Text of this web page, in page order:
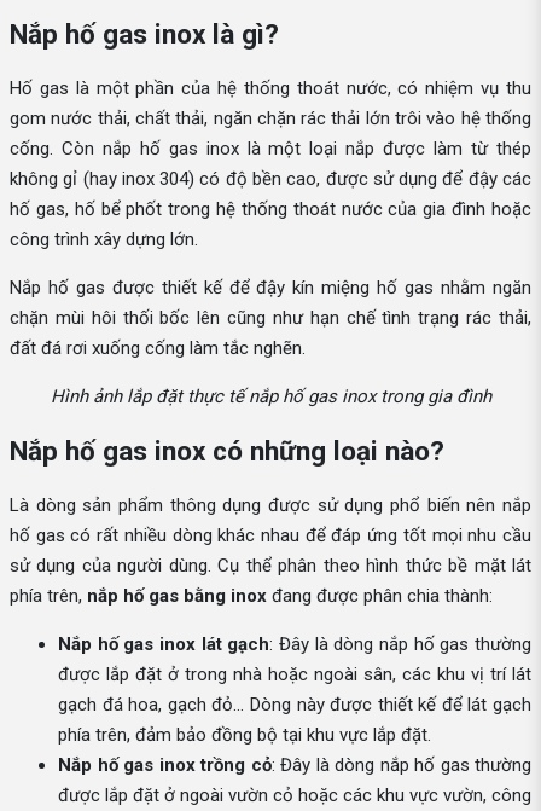
Nắp hố gas inox là gì?
Hố gas là một phần của hệ thống thoát nước, có nhiệm vụ thu
gom nước thải, chất thải, ngăn chặn rác thải lớn trôi vào hệ thống
cống. Còn nắp hố gas inox là một loại nắp được làm từ thép
không gỉ (hay inox 304) có độ bền cao, được sử dụng để đậy các
hố gas, hố bể phốt trong hệ thống thoát nước của gia đình hoặc
công trình xây dựng lớn.
Nắp hố gas được thiết kế để đậy kín miệng hố gas nhằm ngăn
chặn mùi hôi thối bốc lên cũng như hạn chế tình trạng rác thải,
đất đá rơi xuống cống làm tắc nghẽn.
Hình ảnh lắp đặt thực tế nắp hố gas inox trong gia đình
Nắp hố gas inox có những loại nào?
Là dòng sản phẩm thông dụng được sử dụng phổ biến nên nắp
hố gas có rất nhiều dòng khác nhau để đáp ứng tốt mọi nhu cầu
sử dụng của người dùng. Cụ thể phân theo hình thức bề mặt lát
phía trên, nắp hố gas bằng inox đang được phân chia thành:
Nắp hố gas inox lát gạch: Đây là dòng nắp hố gas thường
được lắp đặt ở trong nhà hoặc ngoài sân, các khu vị trí lát
gạch đá hoa, gạch đỏ… Dòng này được thiết kế để lát gạch
phía trên, đảm bảo đồng bộ tại khu vực lắp đặt.
Nắp hố gas inox trồng cỏ: Đây là dòng nắp hố gas thường
được lắp đặt ở ngoài vườn cỏ hoặc các khu vực vườn, công